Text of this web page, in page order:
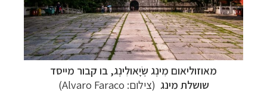
מאוזוליאום מִינְג שְׂיָאולִינְג, בו קבור מייסד
שושלת מינג (צילום: Alvaro Faraco)